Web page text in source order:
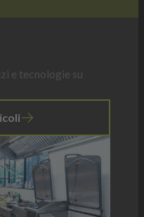
e tecnologie su